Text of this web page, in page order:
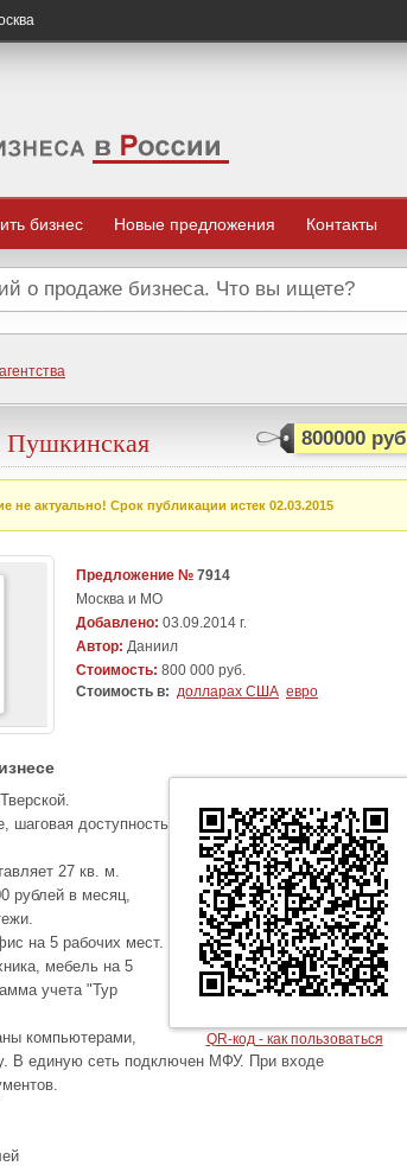
бизнес Новые предложения Контакты
800000
Пушкинская
не актуально! Срок публикации истек 02.03.2015
Предложение № 7914
Москва и МО
Добавлено: 03.09.2014 г.
Автор: Даниил
Стоимость: 800 000 руб.
Стоимость в: долларах США евро
QR-код - как пользоваться
шаговая доступность
27 кв. м.
рублей в месяц,
на 5 рабочих мест.
мебель на 5
учета "Тур
компьютерами,
В единую сеть подключен МФУ. При входе